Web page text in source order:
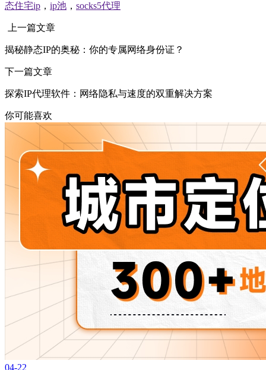
态住宅ip ， ip池 ， socks5代理
上一篇文章
揭秘静态IP的奥秘：你的专属网络身份证？
下一篇文章
探索IP代理软件：网络隐私与速度的双重解决方案
你可能喜欢
04-22